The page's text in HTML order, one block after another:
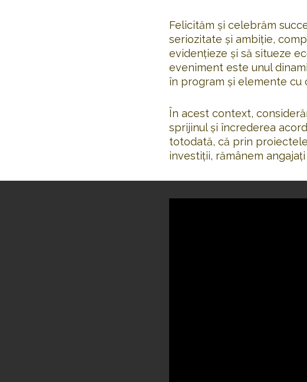
Felicităm şi celebrăm
seriozitate şi ambiţie,
evidenţieze şi să situeze
eveniment este unul
în program şi elemente cu
În acest context,
sprijinul şi încrederea
totodată, că prin
investiţii, rămânem